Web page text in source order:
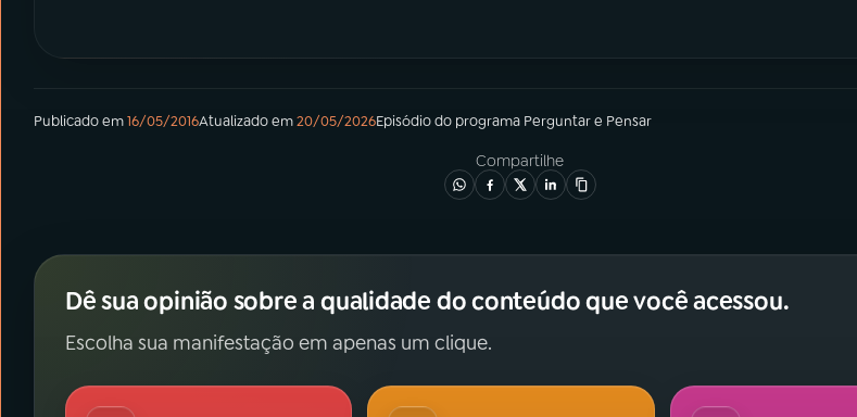
Publicado em16/05/2016Atualizado em20/05/2026Episódiodo programa Perguntar e Pensar
Compartilhe
Dê sua opinião sobre a qualidade do conteúdo que você acessou.
Escolha sua manifestação em apenas um clique.